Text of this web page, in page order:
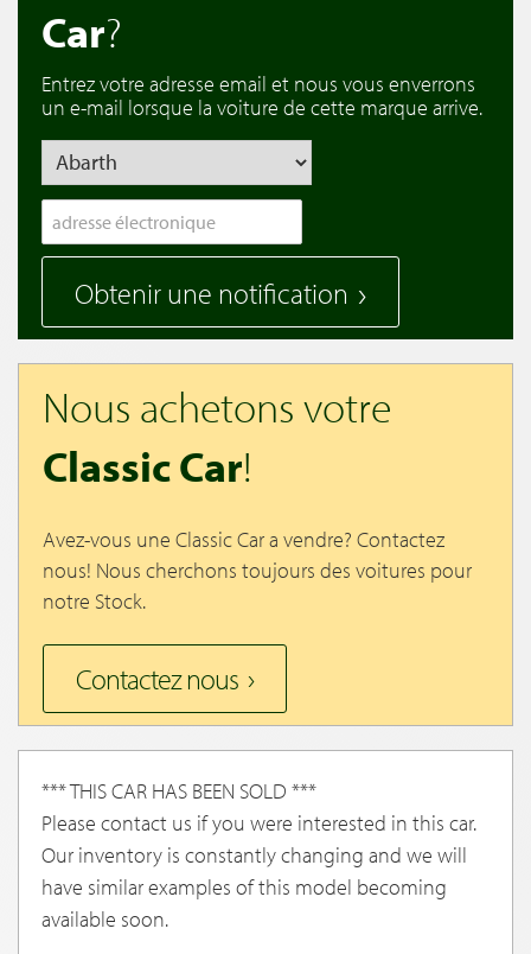
Car?
Entrez votre adresse email et nous vous enverrons
un e-mail lorsque la voiture de cette marque arrive.
Obtenir une notification
Nous achetons votre
Classic Car!
Avez-vous une Classic Car a vendre? Contactez
nous! Nous cherchons toujours des voitures pour
notre Stock.
Contactez nous
*** THIS CAR HAS BEEN SOLD ***
Please contact us if you were interested in this car.
Our inventory is constantly changing and we will
have similar examples of this model becoming
available soon.